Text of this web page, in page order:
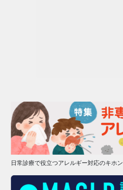
日常診療で役立つアレルギー対応のキホン